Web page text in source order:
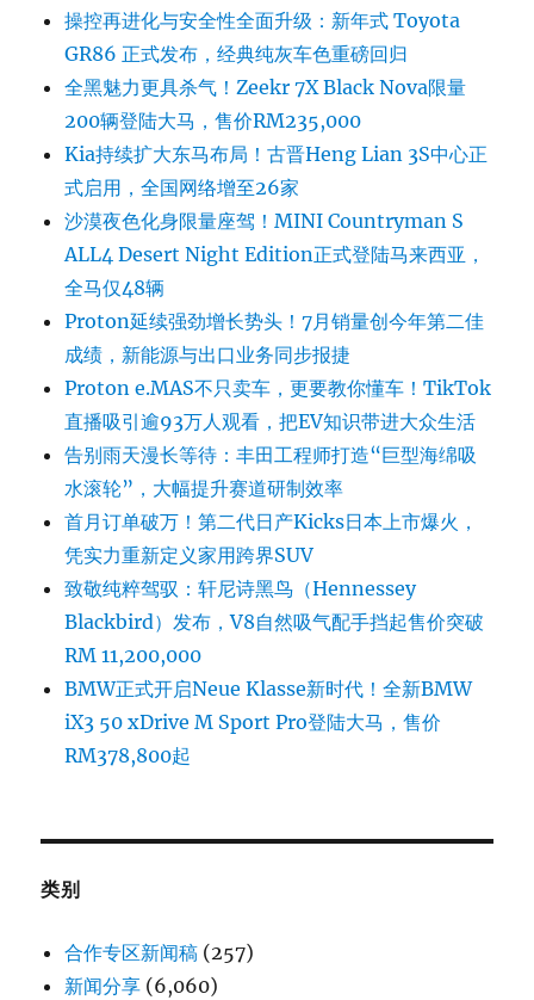
操控再进化与安全性全面升级：新年式 Toyota
GR86 正式发布，经典纯灰车色重磅回归
全黑魅力更具杀气！Zeekr 7X Black Nova限量
200辆登陆大马，售价RM235,000
Kia持续扩大东马布局！古晋Heng Lian 3S中心正
式启用，全国网络增至26家
沙漠夜色化身限量座驾！MINI Countryman S
ALL4 Desert Night Edition正式登陆马来西亚，
全马仅48辆
Proton延续强劲增长势头！7月销量创今年第二佳
成绩，新能源与出口业务同步报捷
Proton e.MAS不只卖车，更要教你懂车！TikTok
直播吸引逾93万人观看，把EV知识带进大众生活
告别雨天漫长等待：丰田工程师打造“巨型海绵吸
水滚轮”，大幅提升赛道研制效率
首月订单破万！第二代日产Kicks日本上市爆火，
凭实力重新定义家用跨界SUV
致敬纯粹驾驭：轩尼诗黑鸟（Hennessey
Blackbird）发布，V8自然吸气配手挡起售价突破
RM 11,200,000
BMW正式开启Neue Klasse新时代！全新BMW
iX3 50 xDrive M Sport Pro登陆大马，售价
RM378,800起
类别
合作专区新闻稿 (257)
新闻分享 (6,060)